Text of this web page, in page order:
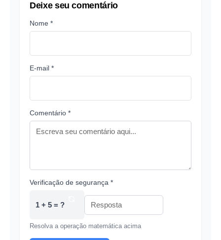
Deixe seu comentário
Nome *
E-mail *
Comentário *
Verificação de segurança *
1 + 5 = ?
Resolva a operação matemática acima